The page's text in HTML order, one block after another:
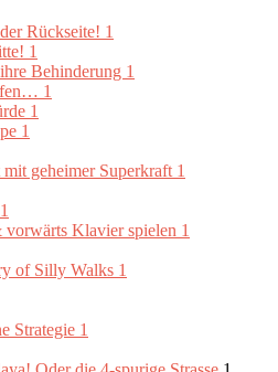
Rückseite! 1
1
Behinderung 1
1
1
1
geheimer Superkraft 1
1
Klavier spielen 1
of Silly Walks 1
Strategie 1